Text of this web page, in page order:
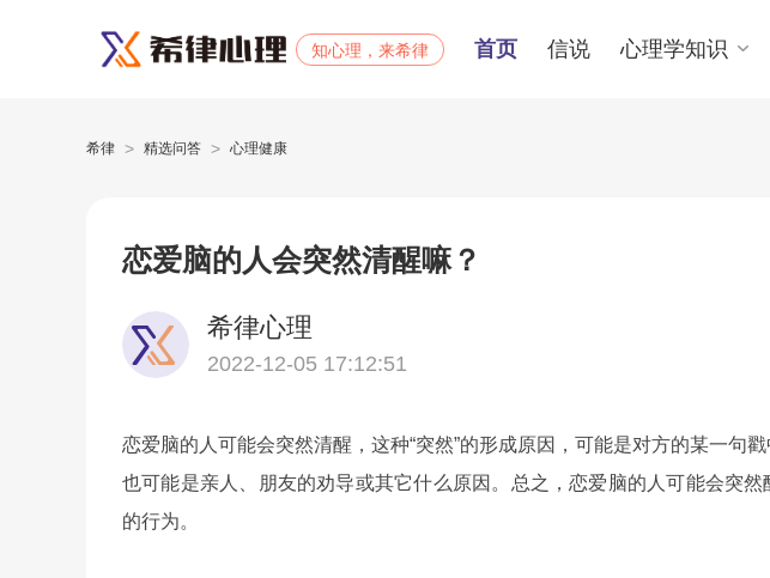
知心理，来希律 首页 信说 心理学知识
希律 > 精选问答 > 心理健康
恋爱脑的人会突然清醒嘛？
希律心理
2022-12-05 17:12:51
恋爱脑的人可能会突然清醒，这种“突然”的形成原因，可能是对方的某一句
也可能是亲人、朋友的劝导或其它什么原因。总之，恋爱脑的人可能会突
的行为。